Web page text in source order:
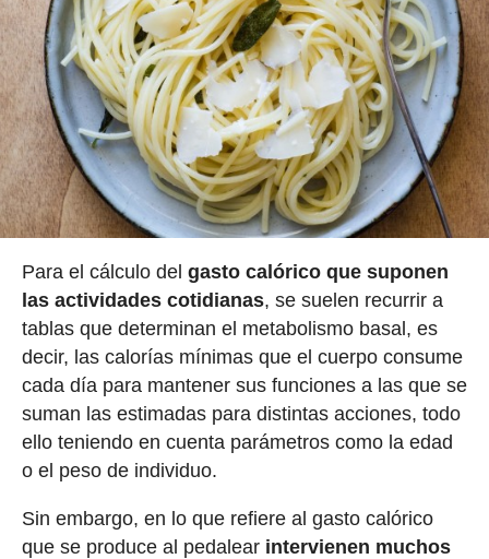
Para el cálculo del gasto calórico que suponen
las actividades cotidianas, se suelen recurrir a
tablas que determinan el metabolismo basal, es
decir, las calorías mínimas que el cuerpo consume
cada día para mantener sus funciones a las que se
suman las estimadas para distintas acciones, todo
ello teniendo en cuenta parámetros como la edad
o el peso de individuo.
Sin embargo, en lo que refiere al gasto calórico
que se produce al pedalear intervienen muchos